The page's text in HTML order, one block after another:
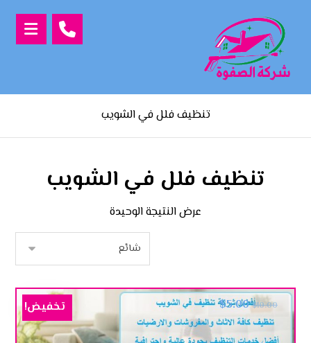
تنظيف فلل في الشويب
تنظيف فلل في الشويب
عرض النتيجة الوحيدة
$10.00
$5.00 تخفيض!